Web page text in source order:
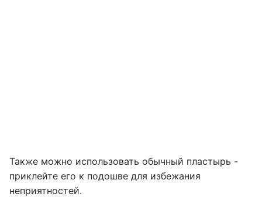
Также можно использовать обычный пластырь -
приклейте его к подошве для избежания
неприятностей.